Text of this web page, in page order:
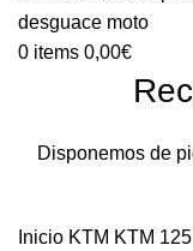
0 items 0,00€
Disponemos de
Inicio KTM KTM